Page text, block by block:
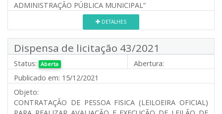
ADMINISTRAÇÃO PÚBLICA MUNICIPAL”
DETALHES
Dispensa de licitação 43/2021
Status: Aberta
Abertura:
Publicado em: 15/12/2021
Objeto:
CONTRATAÇÃO DE PESSOA FISICA (LEILOEIRA OFICIAL)